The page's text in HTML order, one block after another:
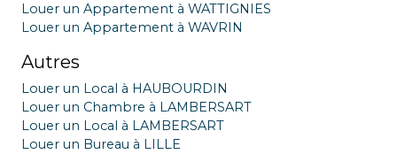
Louer un Appartement à WATTIGNIES
Louer un Appartement à WAVRIN
Autres
Louer un Local à HAUBOURDIN
Louer un Chambre à LAMBERSART
Louer un Local à LAMBERSART
Louer un Bureau à LILLE